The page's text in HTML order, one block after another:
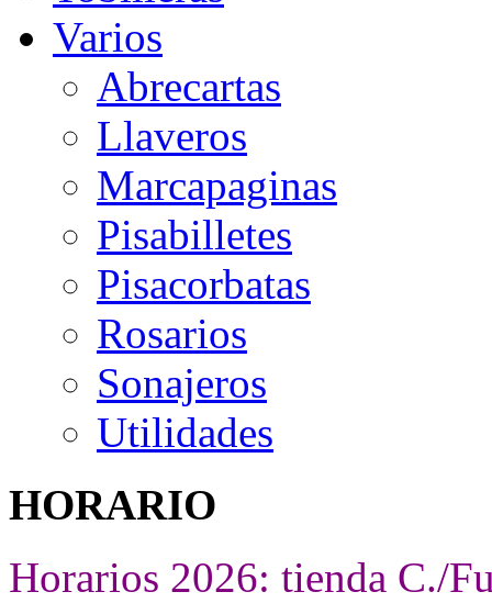
Varios
Abrecartas
Llaveros
Marcapaginas
Pisabilletes
Pisacorbatas
Rosarios
Sonajeros
Utilidades
HORARIO
Horarios 2026: tienda C./